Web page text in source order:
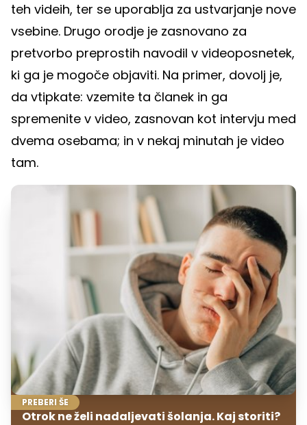
teh videih, ter se uporablja za ustvarjanje nove
vsebine. Drugo orodje je zasnovano za
pretvorbo preprostih navodil v videoposnetek,
ki ga je mogoče objaviti. Na primer, dovolj je,
da vtipkate: vzemite ta članek in ga
spremenite v video, zasnovan kot intervju med
dvema osebama; in v nekaj minutah je video
tam.
PREBERI ŠE
Otrok ne želi nadaljevati šolanja. Kaj storiti?